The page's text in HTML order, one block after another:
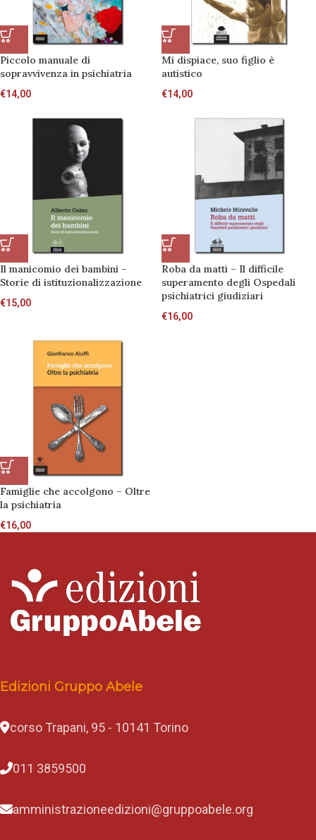
Piccolo manuale di
sopravvivenza in psichiatria
€14,00
Mi dispiace, suo figlio è
autistico
€14,00
Il manicomio dei bambini –
Storie di istituzionalizzazione
€15,00
Roba da matti – Il difficile
superamento degli Ospedali
psichiatrici giudiziari
€16,00
Famiglie che accolgono – Oltre
la psichiatria
€16,00
Edizioni Gruppo Abele
corso Trapani, 95 - 10141 Torino
011 3859500
amministrazioneedizioni@gruppoabele.org